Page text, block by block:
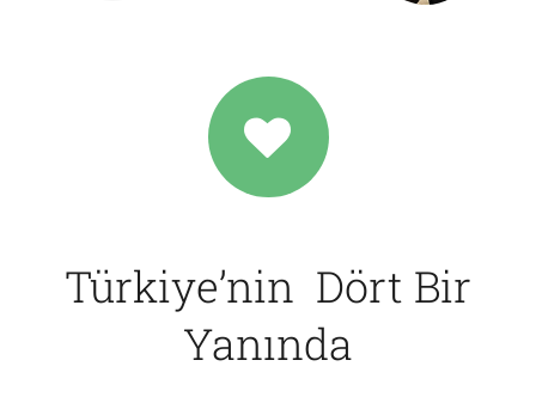
Türkiye’nin Dört Bir
Yanında